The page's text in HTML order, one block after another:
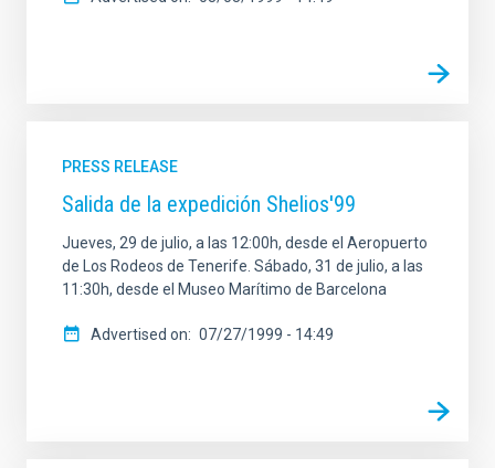
ADVERTISED ON
PRESS RELEASE
Salida de la expedición Shelios'99
Jueves, 29 de julio, a las 12:00h, desde el Aeropuerto
de Los Rodeos de Tenerife. Sábado, 31 de julio, a las
11:30h, desde el Museo Marítimo de Barcelona
Advertised on 07/27/1999 - 14:49